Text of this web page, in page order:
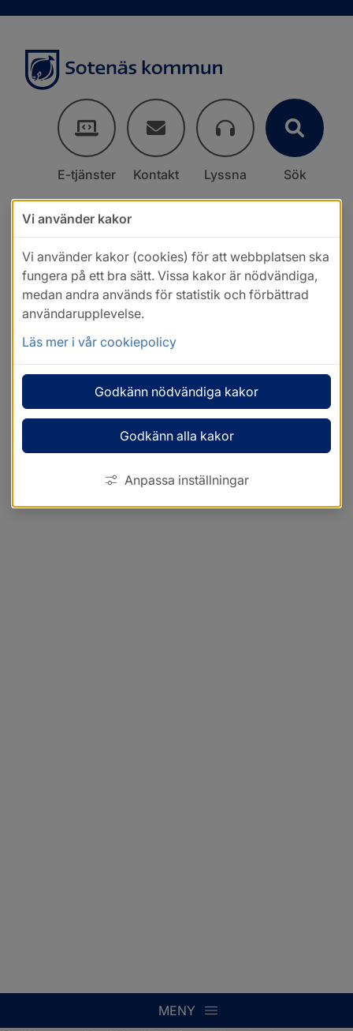
E-tjänster Kontakt Lyssna Sök
MENY
Vi använder kakor
Vi använder kakor (cookies) för att webbplatsen ska
fungera på ett bra sätt. Vissa kakor är nödvändiga,
medan andra används för statistik och förbättrad
användarupplevelse.
Läs mer i vår cookiepolicy
Godkänn nödvändiga kakor
Godkänn alla kakor
Anpassa inställningar